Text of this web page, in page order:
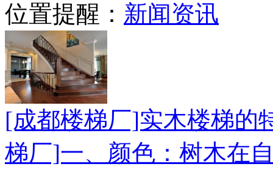
位置提醒： 新闻资讯
[成都楼梯厂]实木楼梯的
梯厂]一、颜色：树木在